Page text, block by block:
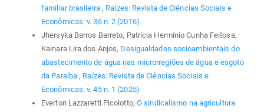
familiar brasileira , Raízes: Revista de Ciências Sociais e
Econômicas: v. 36 n. 2 (2016)
Jhersyka Barros Barreto, Patrícia Hermínio Cunha Feitosa,
Kainara Lira dos Anjos, Desigualdades socioambientais do
abastecimento de água nas microrregiões de água e esgoto
da Paraíba , Raízes: Revista de Ciências Sociais e
Econômicas: v. 45 n. 1 (2025)
Everton Lazzaretti Picolotto,O sindicalismo na agricultura